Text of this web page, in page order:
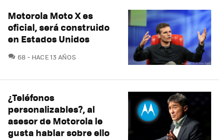
Motorola Moto X es
oficial, será construido
en Estados Unidos
68 COMENTARIOS
HACE 13 AÑOS
¿Teléfonos
personalizables?, al
asesor de Motorola le
gusta hablar sobre ello